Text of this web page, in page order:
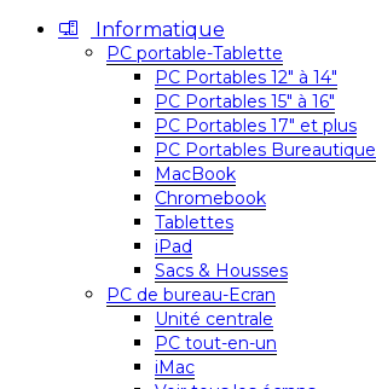
Informatique
PC portable-Tablette
PC Portables 12″ à 14″
PC Portables 15″ à 16″
PC Portables 17″ et plus
PC Portables Bureautique
MacBook
Chromebook
Tablettes
iPad
Sacs & Housses
PC de bureau-Ecran
Unité centrale
PC tout-en-un
iMac